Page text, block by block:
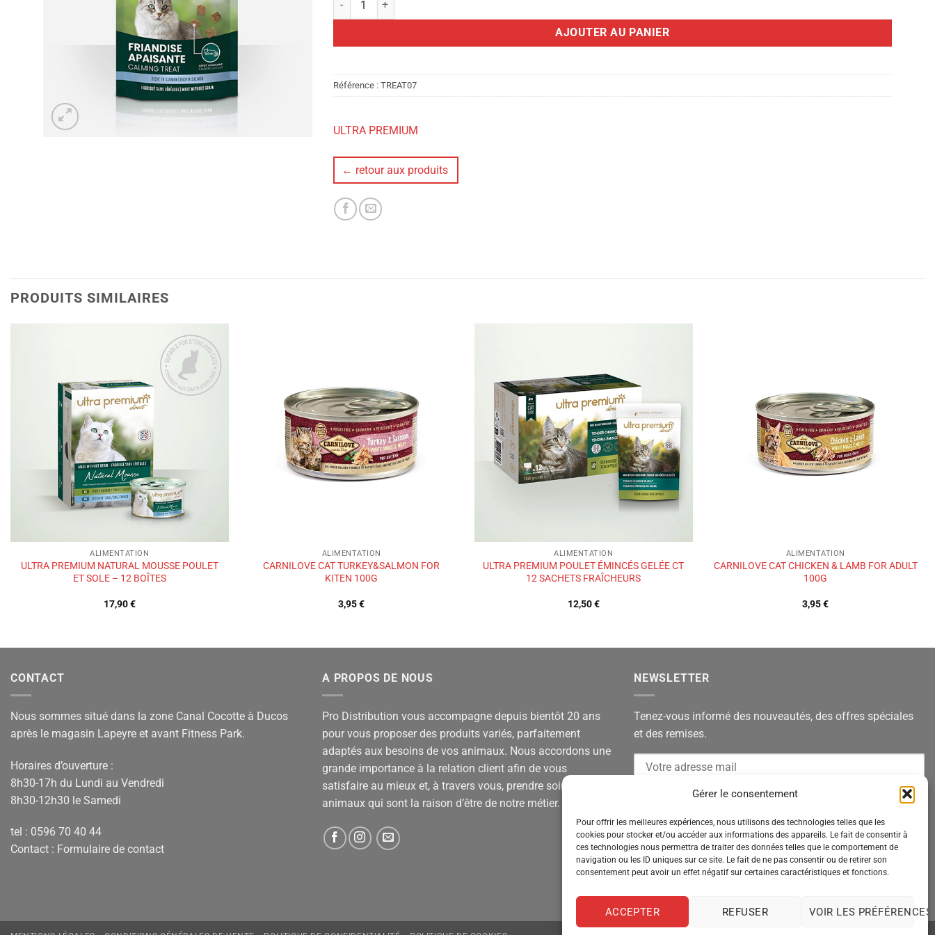
Gérer le consentement
Pour offrir les meilleures expériences, nous utilisons des technologies telles que les
cookies pour stocker et/ou accéder aux informations des appareils. Le fait de consentir à
ces technologies nous permettra de traiter des données telles que le comportement de
navigation ou les ID uniques sur ce site. Le fait de ne pas consentir ou de retirer son
consentement peut avoir un effet négatif sur certaines caractéristiques et fonctions.
ACCEPTER REFUSER VOIR LES PRÉFÉRENCES
AJOUTER AU PANIER
Référence : TREAT07
ULTRA PREMIUM
← retour aux produits
PRODUITS SIMILAIRES
Ajouter
à la liste
de
souhaits
ALIMENTATION
ULTRA PREMIUM NATURAL MOUSSE POULET
ET SOLE – 12 BOÎTES
17,90€
ALIMENTATION
CARNILOVE CAT TURKEY&SALMON FOR
KITEN 100G
3,95€
ALIMENTATION
ULTRA PREMIUM POULET ÉMINCÉS GELÉE CT
12 SACHETS FRAÎCHEURS
12,50€
ALIMENTATION
CARNILOVE CAT CHICKEN & LAMB FOR ADULT
100G
3,95€
CONTACT
Nous sommes situé dans la zone Canal Cocotte à Ducos
après le magasin Lapeyre et avant Fitness Park.
Horaires d’ouverture :
8h30-17h du Lundi au Vendredi
8h30-12h30 le Samedi
tel : 0596 70 40 44
Contact : Formulaire de contact
A PROPOS DE NOUS
Pro Distribution vous accompagne depuis bientôt 20 ans
pour vous proposer des produits variés, parfaitement
adaptés aux besoins de vos animaux. Nous accordons une
grande importance à la relation client afin de vous
satisfaire au mieux et, à travers vous, prendre soin de vos
animaux qui sont la raison d’être de notre métier.
NEWSLETTER
Tenez-vous informé des nouveautés, des offres spéciales
et des remises.